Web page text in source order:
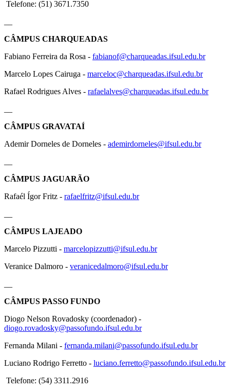
Telefone: (51) 3671.7350
CÂMPUS CHARQUEADAS
Fabiano Ferreira da Rosa - fabianof@charqueadas.ifsul.edu.br
Marcelo Lopes Cairuga - marceloc@charqueadas.ifsul.edu.br
Rafael Rodrigues Alves - rafaelalves@charqueadas.ifsul.edu.br
CÂMPUS GRAVATAÍ
Ademir Dorneles de Dorneles - ademirdorneles@ifsul.edu.br
CÂMPUS JAGUARÃO
Rafaél Ígor Fritz - rafaelfritz@ifsul.edu.br
CÂMPUS LAJEADO
Marcelo Pizzutti - marcelopizzutti@ifsul.edu.br
Veranice Dalmoro - veranicedalmoro@ifsul.edu.br
CÂMPUS PASSO FUNDO
Diogo Nelson Rovadosky (coordenador) -
diogo.rovadosky@passofundo.ifsul.edu.br
Fernanda Milani - fernanda.milani@passofundo.ifsul.edu.br
Luciano Rodrigo Ferretto - luciano.ferretto@passofundo.ifsul.edu.br
Telefone: (54) 3311.2916